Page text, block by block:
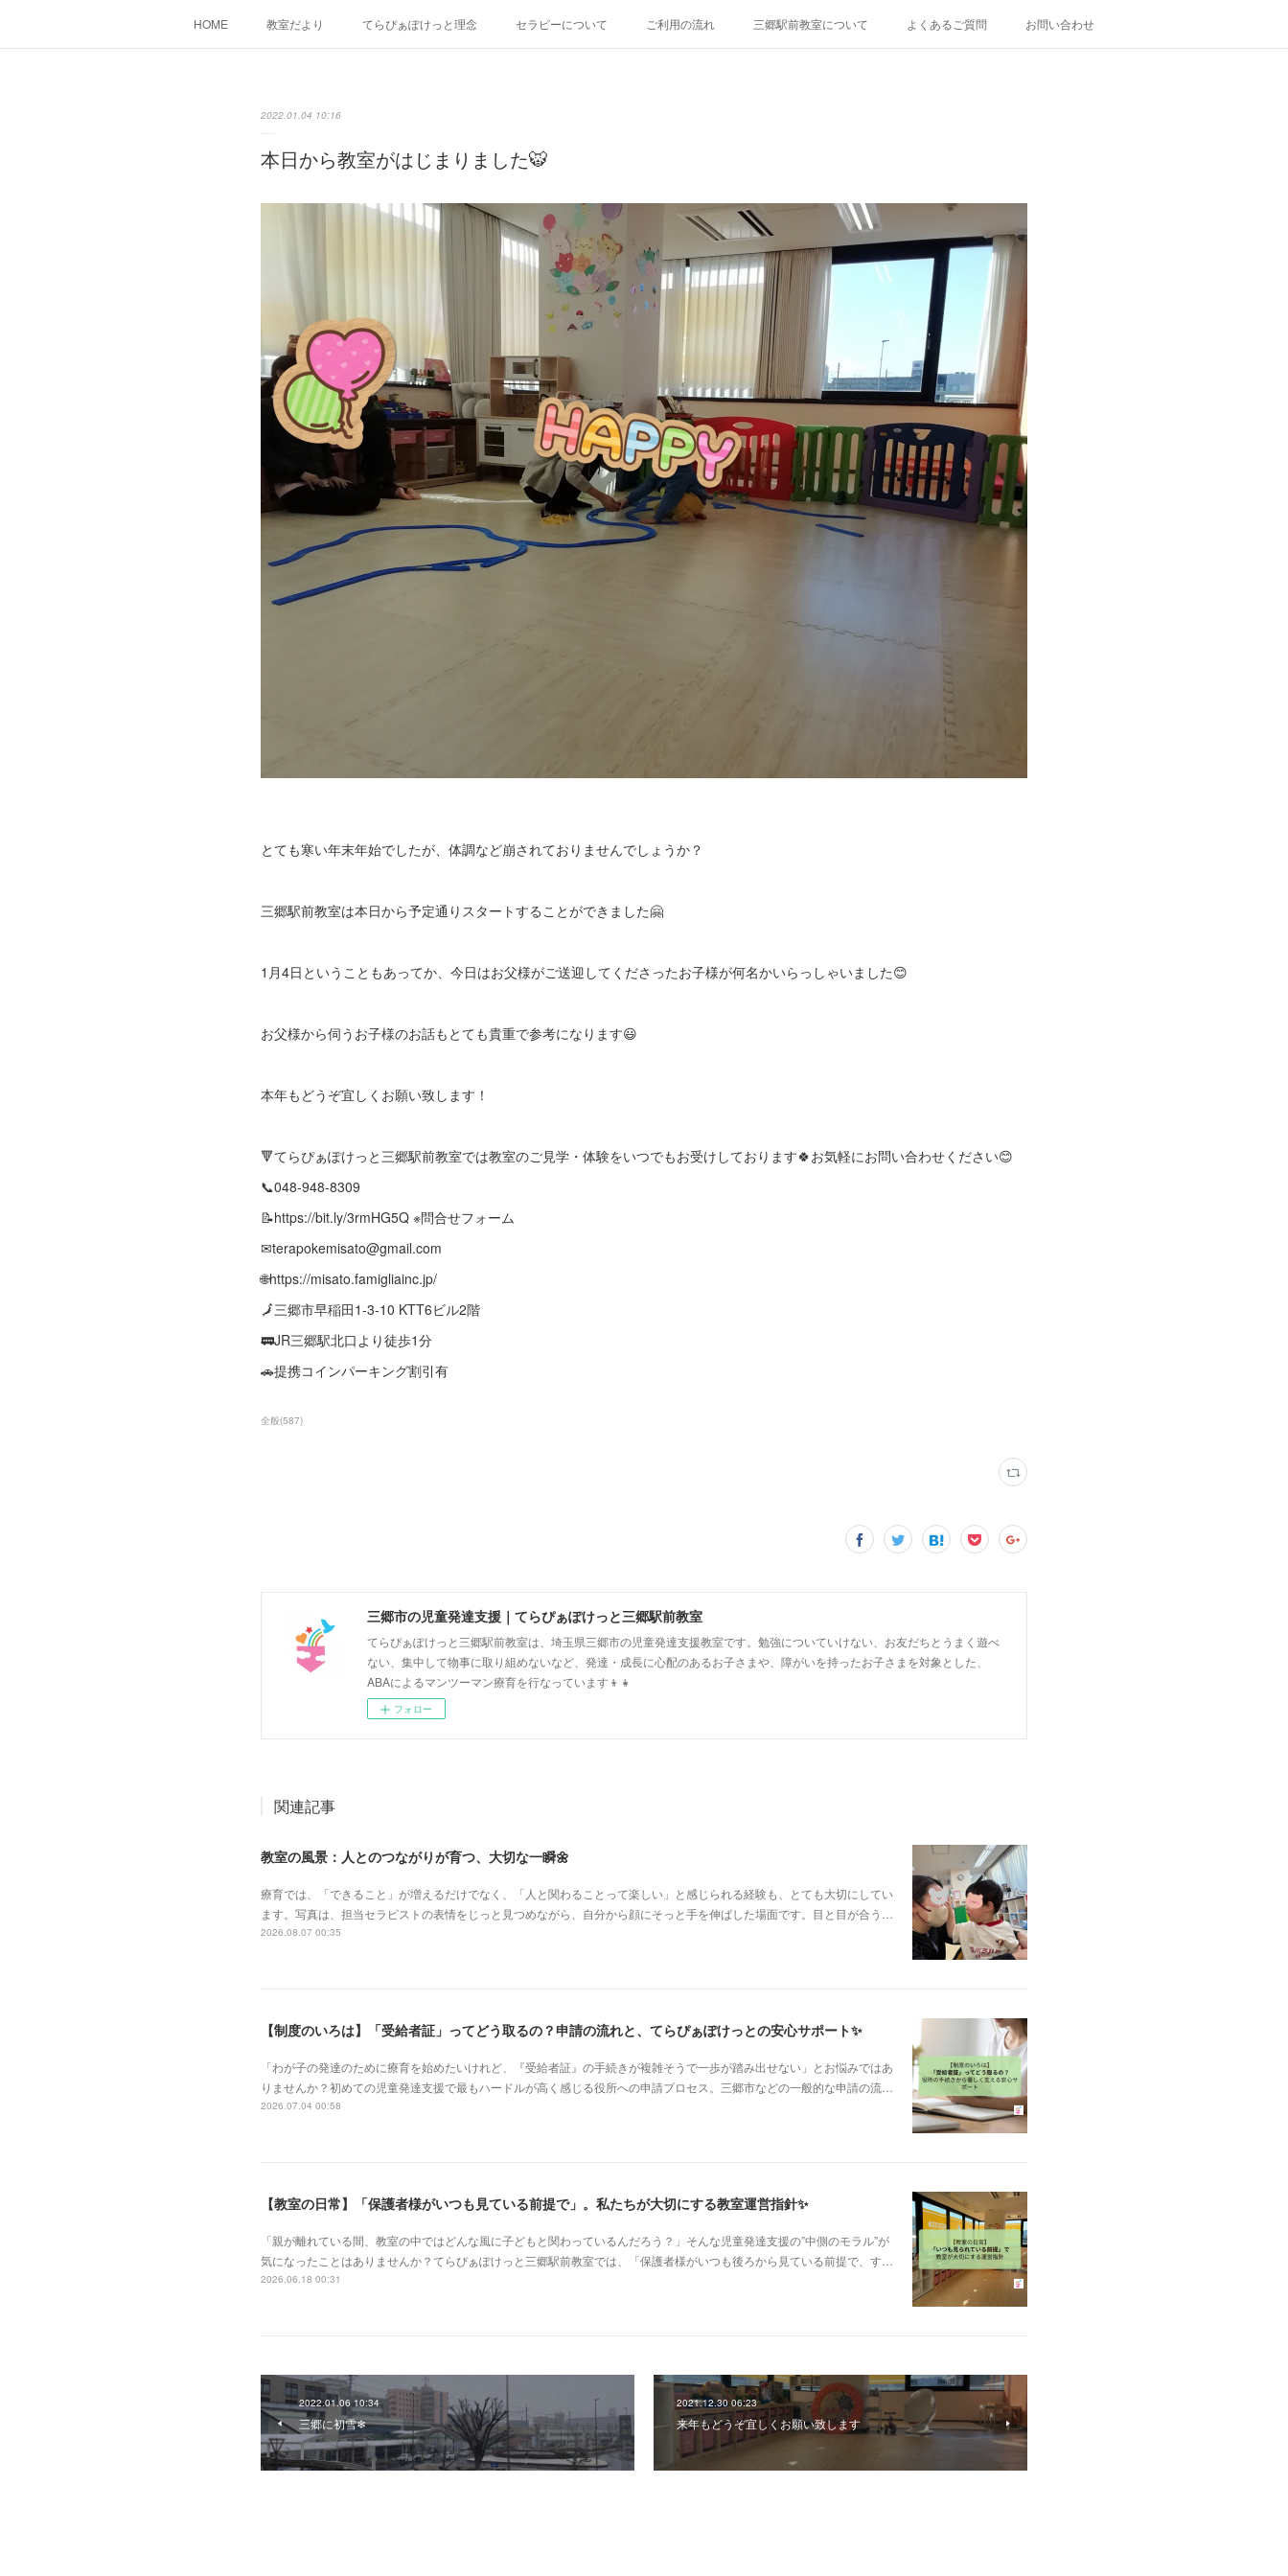
HOME 教室だより てらぴぁぽけっと理念 セラピーについて ご利用の流れ 三郷駅前教室について よくあるご質問 お問い合わせ
2022.01.04 10:16
本日から教室がはじまりました🐯
とても寒い年末年始でしたが、体調など崩されておりませんでしょうか？
三郷駅前教室は本日から予定通りスタートすることができました🤗
1月4日ということもあってか、今日はお父様がご送迎してくださったお子様が何名かいらっしゃいました😊
お父様から伺うお子様のお話もとても貴重で参考になります😃
本年もどうぞ宜しくお願い致します！
🔻てらぴぁぽけっと三郷駅前教室では教室のご見学・体験をいつでもお受けしております🍀お気軽にお問い合わせください😊
📞048-948-8309
📝https://bit.ly/3rmHG5Q ※問合せフォーム
✉terapokemisato@gmail.com
🌐https://misato.famigliainc.jp/
🗾三郷市早稲田1-3-10 KTT6ビル2階
🚃JR三郷駅北口より徒歩1分
🚗提携コインパーキング割引有
全般(587)
三郷市の児童発達支援｜てらぴぁぽけっと三郷駅前教室
てらぴぁぽけっと三郷駅前教室は、埼玉県三郷市の児童発達支援教室です。勉強についていけない、お友だちとうまく遊べ
ない、集中して物事に取り組めないなど、発達・成長に心配のあるお子さまや、障がいを持ったお子さまを対象とした、
ABAによるマンツーマン療育を行なっています👦👧
フォロー
関連記事
教室の風景：人とのつながりが育つ、大切な一瞬🌼
療育では、「できること」が増えるだけでなく、「人と関わることって楽しい」と感じられる経験も、とても大切にしてい
ます。写真は、担当セラピストの表情をじっと見つめながら、自分から顔にそっと手を伸ばした場面です。目と目が合う…
2026.08.07 00:35
【制度のいろは】「受給者証」ってどう取るの？申請の流れと、てらぴぁぽけっとの安心サポート✨
「わが子の発達のために療育を始めたいけれど、『受給者証』の手続きが複雑そうで一歩が踏み出せない」とお悩みではあ
りませんか？初めての児童発達支援で最もハードルが高く感じる役所への申請プロセス。三郷市などの一般的な申請の流…
2026.07.04 00:58
【教室の日常】「保護者様がいつも見ている前提で」。私たちが大切にする教室運営指針✨
「親が離れている間、教室の中ではどんな風に子どもと関わっているんだろう？」そんな児童発達支援の”中側のモラル”が
気になったことはありませんか？てらぴぁぽけっと三郷駅前教室では、「保護者様がいつも後ろから見ている前提で、す…
2026.06.18 00:31
2022.01.06 10:34
三郷に初雪❄
2021.12.30 06:23
来年もどうぞ宜しくお願い致します